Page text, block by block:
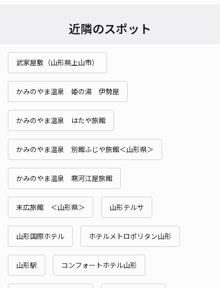
近隣のスポット
武家屋敷（山形県上山市）
かみのやま温泉 姫の湯 伊勢屋
かみのやま温泉 はたや旅館
かみのやま温泉 別館ふじや旅館＜山形県＞
かみのやま温泉 寒河江屋旅館
末広旅館 ＜山形県＞ 山形テルサ
山形国際ホテル ホテルメトロポリタン山形
山形駅 コンフォートホテル山形